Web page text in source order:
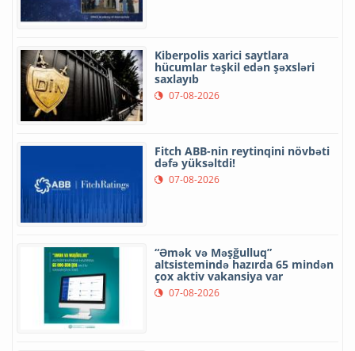
Kiberpolis xarici saytlara
hücumlar təşkil edən şəxsləri
saxlayıb
07-08-2026
Fitch ABB-nin reytinqini növbəti
dəfə yüksəltdi!
07-08-2026
“Əmək və Məşğulluq”
altsistemində hazırda 65 mindən
çox aktiv vakansiya var
07-08-2026